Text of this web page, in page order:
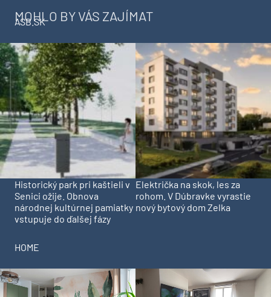
MOHLO BY VÁS ZAJÍMAT
ASB.SK
Historický park pri kaštieli v
Senici ožije. Obnova
národnej kultúrnej pamiatky
vstupuje do ďalšej fázy
Električka na skok, les za
rohom. V Dúbravke vyrastie
nový bytový dom Zelka
HOME